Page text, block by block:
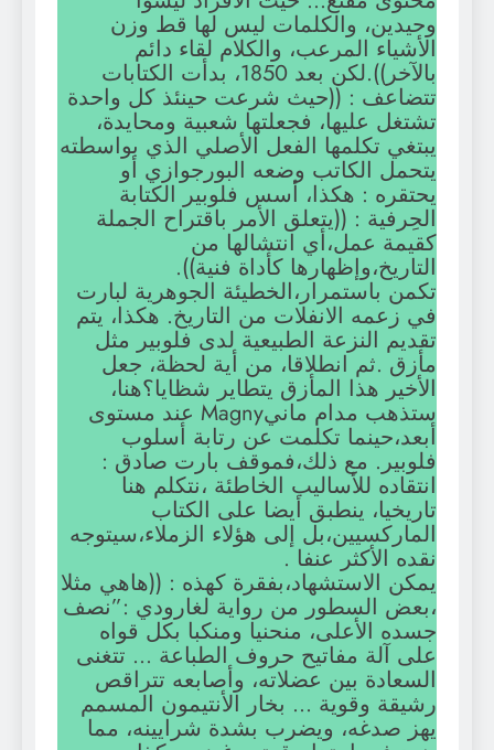
وحيدين، والكلمات ليس لها قط وزن
الأشياء المرعب، والكلام لقاء دائم
بالآخر)).لكن بعد 1850، بدأت الكتابات
تتضاعف : ((حيث شرعت حينئذ كل واحدة
تشتغل عليها، فجعلتها شعبية ومحايدة،
يبتغي تكلمها الفعل الأصلي الذي بواسطته
يتحمل الكاتب وضعه البورجوازي أو
يحتقره : هكذا، أسس فلوبير الكتابة
الحِرفية : ((يتعلق الأمر باقتراح الجملة
كقيمة عمل،أي انتشالها من
التاريخ،وإظهارها كأداة فنية)).
تكمن باستمرار،الخطيئة الجوهرية لبارت
في زعمه الانفلات من التاريخ. هكذا، يتم
تقديم النزعة الطبيعية لدى فلوبير مثل
مأزق .ثم انطلاقا، من أية لحظة، جعل
الأخير هذا المأزق يتطاير شظايا؟هنا،
ستذهب مدام مانيMagny عند مستوى
أبعد،حينما تكلمت عن رتابة أسلوب
فلوبير. مع ذلك،فموقف بارت صادق :
انتقاده للأساليب الخاطئة ،نتكلم هنا
تاريخيا، ينطبق أيضا على الكتاب
الماركسيين،بل إلى هؤلاء الزملاء،سيتوجه
نقده الأكثر عنفا .
يمكن الاستشهاد،بفقرة كهذه : ((هاهي مثلا
،بعض السطور من رواية لغارودي :”نصف
جسده الأعلى، منحنيا ومنكبا بكل قواه
على آلة مفاتيح حروف الطباعة … تتغنى
السعادة بين عضلاته، وأصابعه تتراقص
رشيقة وقوية … بخار الأنتيمون المسمم
يهز صدغه، ويضرب بشدة شرايينه، مما